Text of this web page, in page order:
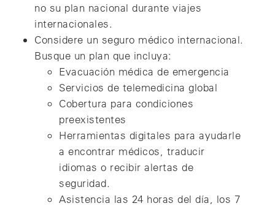
no su plan nacional durante viajes
internacionales.
Considere un seguro médico internacional.
Busque un plan que incluya:
Evacuación médica de emergencia
Servicios de telemedicina global
Cobertura para condiciones
preexistentes
Herramientas digitales para ayudarle
a encontrar médicos, traducir
idiomas o recibir alertas de
seguridad.
Asistencia las 24 horas del día, los 7